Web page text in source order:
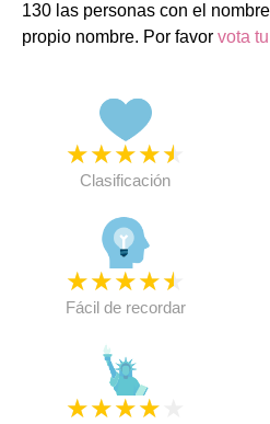
130 las personas con el
propio nombre. Por favor vota
★★★★★
Clasificación
★★★★★
Fácil de recordar
★★★★